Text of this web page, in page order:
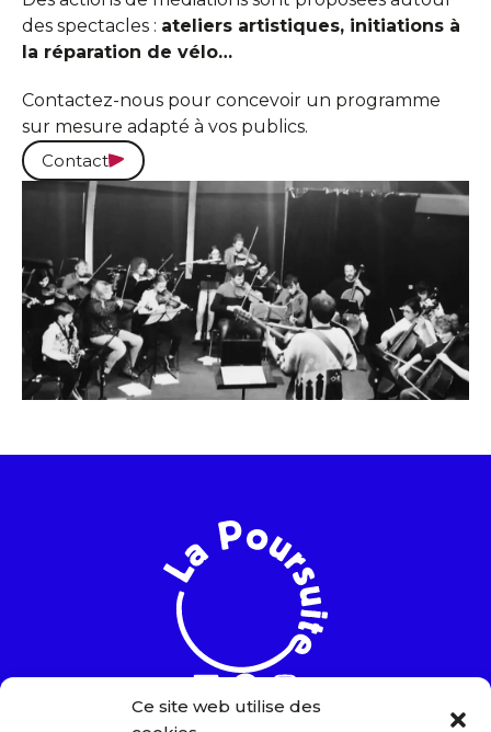
Ce site web utilise des
des spectacles : ateliers artistiques, initiations à
la réparation de vélo…
Contactez-nous pour concevoir un programme
sur mesure adapté à vos publics.
Contact
Notre adresse